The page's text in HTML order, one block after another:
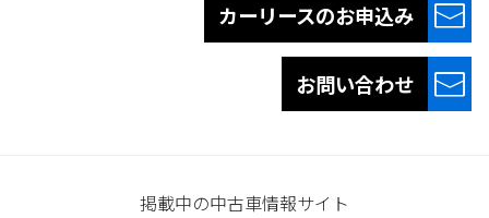
カーリースのお申込み
お問い合わせ
掲載中の中古車情報サイト